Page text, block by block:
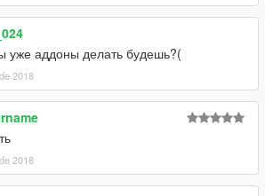
уже аддоны делать будешь?(
2018
2018